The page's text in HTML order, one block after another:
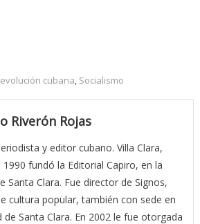
cubana Socialismo
Riverón Rojas
y editor cubano. Villa Clara,
1990 fundó la Editorial Capiro, en la
Santa Clara. Fue director de Signos,
cultura popular, también con sede en
de Santa Clara. En 2002 le fue otorgada